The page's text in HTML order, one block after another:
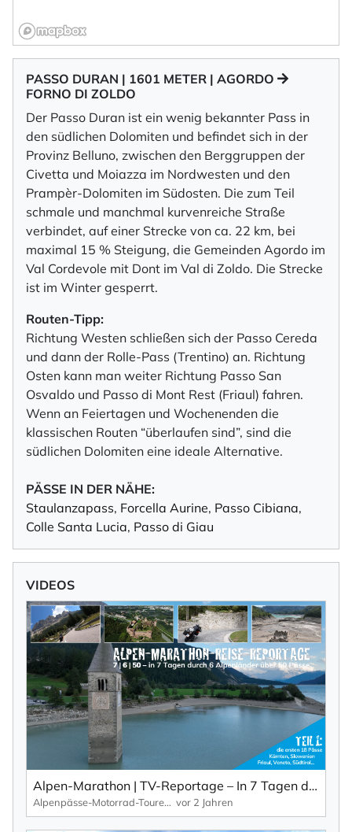
PASSO DURAN | 1601 METER | AGORDO
FORNO DI ZOLDO
Der Passo Duran ist ein wenig bekannter Pass in
den südlichen Dolomiten und befindet sich in der
Provinz Belluno, zwischen den Berggruppen der
Civetta und Moiazza im Nordwesten und den
Prampèr-Dolomiten im Südosten. Die zum Teil
schmale und manchmal kurvenreiche Straße
verbindet, auf einer Strecke von ca. 22 km, bei
maximal 15 % Steigung, die Gemeinden Agordo im
Val Cordevole mit Dont im Val di Zoldo. Die Strecke
ist im Winter gesperrt.
Routen-Tipp:
Richtung Westen schließen sich der Passo Cereda
und dann der Rolle-Pass (Trentino) an. Richtung
Osten kann man weiter Richtung Passo San
Osvaldo und Passo di Mont Rest (Friaul) fahren.
Wenn an Feiertagen und Wochenenden die
klassischen Routen “überlaufen sind”, sind die
südlichen Dolomiten eine ideale Alternative.
PÄSSE IN DER NÄHE:
Staulanzapass, Forcella Aurine, Passo Cibiana,
Colle Santa Lucia, Passo di Giau
VIDEOS
Alpen-Marathon | TV-Reportage – In 7 Tagen durch 6 Länder über 50 Pässe (Teil 1)
Alpenpässe-Motorrad-Touren: Alpen-Marathon, die TV-Reportagen vor 2 Jahren